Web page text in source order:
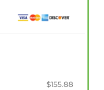
$155.88